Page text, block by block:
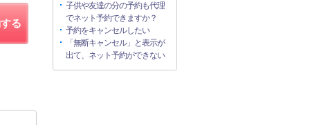
る
子供や友達の分の予約も代理
でネット予約できますか？
予約をキャンセルしたい
「無断キャンセル」と表示が
出て、ネット予約ができない